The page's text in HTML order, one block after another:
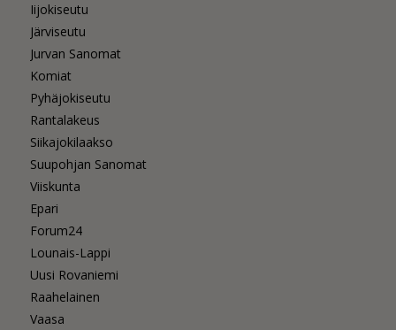
Iijokiseutu
Järviseutu
Jurvan Sanomat
Komiat
Pyhäjokiseutu
Rantalakeus
Siikajokilaakso
Suupohjan Sanomat
Viiskunta
Epari
Forum24
Lounais-Lappi
Uusi Rovaniemi
Raahelainen
Vaasa